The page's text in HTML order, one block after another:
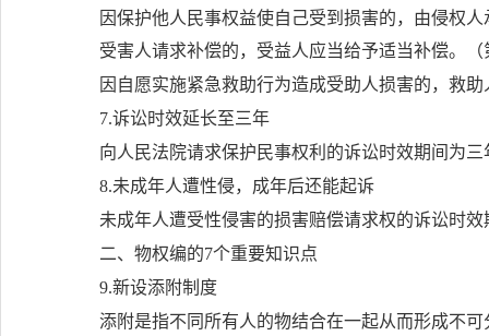
因保护他人民事权益使自己受到损害的，由侵权
受害人请求补偿的，受益人应当给予适当补偿。
因自愿实施紧急救助行为造成受助人损害的，救
7.诉讼时效延长至三年
向人民法院请求保护民事权利的诉讼时效期间为
8.未成年人遭性侵，成年后还能起诉
未成年人遭受性侵害的损害赔偿请求权的诉讼时
二、物权编的7个重要知识点
9.新设添附制度
添附是指不同所有人的物结合在一起从而形成不